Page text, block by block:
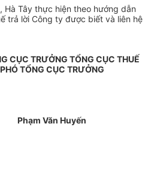
Tây thực hiện theo hướng dẫn
trả lời Công ty được biết và liên hệ
CỤC TRƯỞNG TỔNG CỤC THUẾ
PHÓ TỔNG CỤC TRƯỞNG
Phạm Văn Huyến